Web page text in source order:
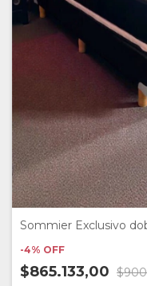
Sommier Exclusivo
-4% OFF
$865.133,00